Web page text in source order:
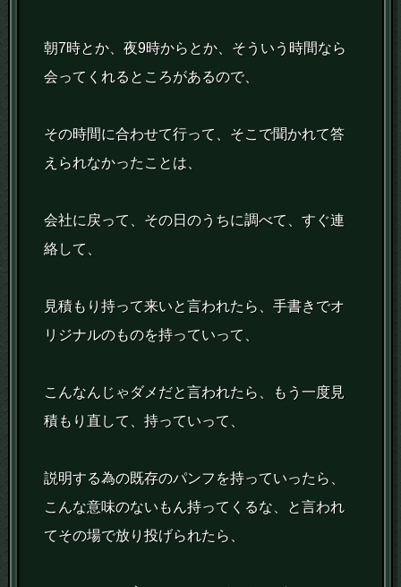
朝7時とか、夜9時からとか、そういう時間なら
会ってくれるところがあるので、
その時間に合わせて行って、そこで聞かれて答
えられなかったことは、
会社に戻って、その日のうちに調べて、すぐ連
絡して、
見積もり持って来いと言われたら、手書きでオ
リジナルのものを持っていって、
こんなんじゃダメだと言われたら、もう一度見
積もり直して、持っていって、
説明する為の既存のパンフを持っていったら、
こんな意味のないもん持ってくるな、と言われ
てその場で放り投げられたら、